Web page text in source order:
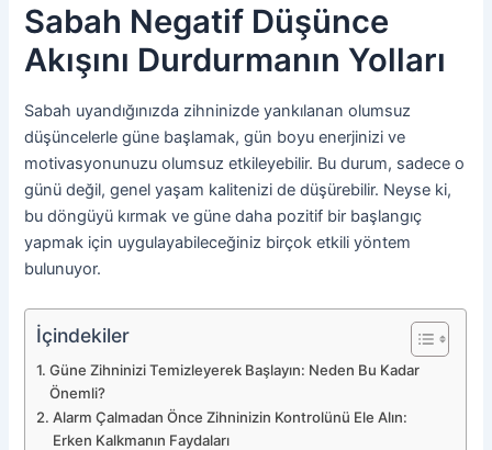
Sabah Negatif Düşünce
Akışını Durdurmanın Yolları
Sabah uyandığınızda zihninizde yankılanan olumsuz
düşüncelerle güne başlamak, gün boyu enerjinizi ve
motivasyonunuzu olumsuz etkileyebilir. Bu durum, sadece o
günü değil, genel yaşam kalitenizi de düşürebilir. Neyse ki,
bu döngüyü kırmak ve güne daha pozitif bir başlangıç
yapmak için uygulayabileceğiniz birçok etkili yöntem
bulunuyor.
İçindekiler
Güne Zihninizi Temizleyerek Başlayın: Neden Bu Kadar
Önemli?
Alarm Çalmadan Önce Zihninizin Kontrolünü Ele Alın:
Erken Kalkmanın Faydaları